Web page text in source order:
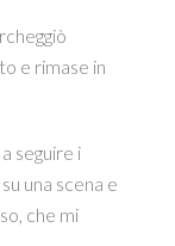
e rimase in
seguire i
una scena e
che mi